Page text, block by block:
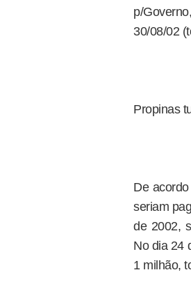
p/
30/08/02
Propinas
De
seriam
de 2002,
No dia 24
1 milhão,